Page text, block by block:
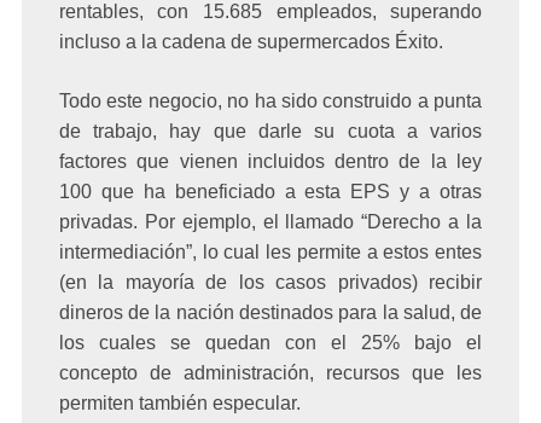
rentables, con 15.685 empleados, superando
incluso a la cadena de supermercados Éxito.
Todo este negocio, no ha sido construido a punta
de trabajo, hay que darle su cuota a varios
factores que vienen incluidos dentro de la ley
100 que ha beneficiado a esta EPS y a otras
privadas. Por ejemplo, el llamado “Derecho a la
intermediación”, lo cual les permite a estos entes
(en la mayoría de los casos privados) recibir
dineros de la nación destinados para la salud, de
los cuales se quedan con el 25% bajo el
concepto de administración, recursos que les
permiten también especular.